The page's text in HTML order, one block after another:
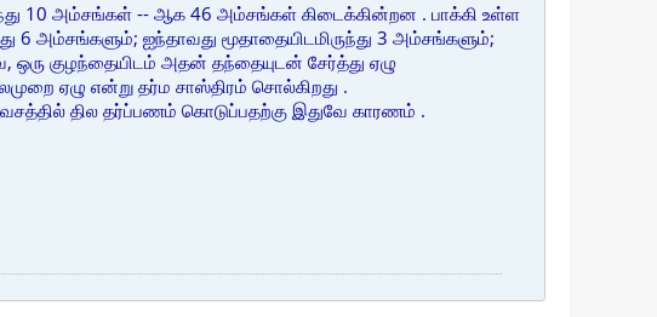
10 அம்சங்கள் -- ஆக 46 அம்சங்கள் கிடைக்கின்றன . பாக்கி உள்ள
6 அம்சங்களும்; ஐந்தாவது மூதாதையிடமிருந்து 3 அம்சங்களும்;
குழந்தையிடம் அதன் தந்தையுடன் சேர்த்து ஏழு
ஏழு என்று தர்ம சாஸ்திரம் சொல்கிறது .
தில தர்ப்பணம் கொடுப்பதற்கு இதுவே காரணம் .